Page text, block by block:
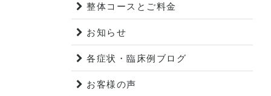
整体コースとご料金
お知らせ
各症状・臨床例ブログ
お客様の声